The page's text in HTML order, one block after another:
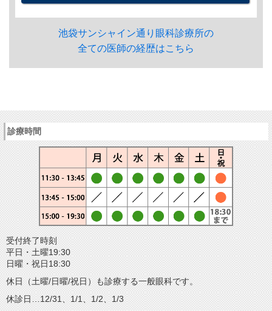
池袋サンシャイン通り眼科診療所の
全ての医師の経歴はこちら
診療時間
受付終了時刻
平日・土曜19:30
日曜・祝日18:30
休日（土曜/日曜/祝日）も診療する一般眼科です。
休診日…12/31、1/1、1/2、1/3